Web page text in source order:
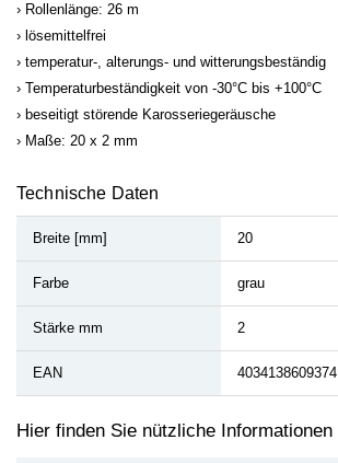
Rollenlänge: 26 m
lösemittelfrei
temperatur-, alterungs- und witterungsbeständig
Temperaturbeständigkeit von -30°C bis +100°C
beseitigt störende Karosseriegeräusche
Maße: 20 x 2 mm
Technische Daten
Breite [mm] 20
Farbe grau
Stärke mm 2
EAN 4034138609374
Hier finden Sie nützliche Informationen